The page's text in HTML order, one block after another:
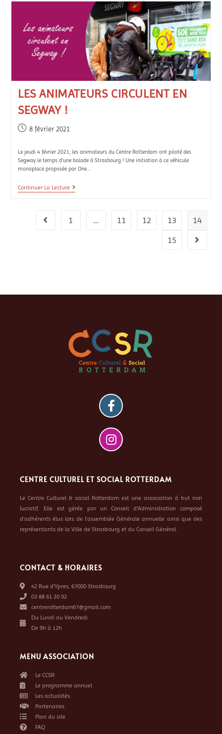
LES ANIMATEURS CIRCULENT EN
SEGWAY !
8 février 2021
Le jeudi 4 février 2021, les animateurs du Centre Rotterdam ont piloté des
Segway le temps d’une balade à Strasbourg ! Une initiation à ce véhicule
monoplace proposée par One…
Continuer La Lecture
1 … 11 12 13
14
15
CENTRE CULTUREL ET SOCIAL ROTTERDAM
Le Centre Culturel & social Rotterdam est une association à but non
lucratif. Elle est gérée par un Conseil d’Administration composé
d’adhérents élus lors de l’assemblée Générale annuelle ainsi que des
représentants de la Ville de Strasbourg et du Conseil Général.
CONTACT & HORAIRES
42 Rue d’Ypres, 67000 Strasbourg
03 88 61 20 92
centrerotterdam67@gmail.com
Du Lundi au Vendredi
De 9h à 12h
MENU ASSOCIATION
Le CCSR
Le programme annuel
Les actualités
Partenaires
Plan du site
FAQ